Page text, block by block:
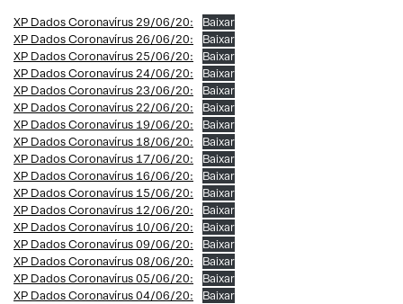
XP Dados Coronavírus 29/06/20:
Baixar
XP Dados Coronavírus 26/06/20:
Baixar
XP Dados Coronavírus 25/06/20:
Baixar
XP Dados Coronavírus 24/06/20:
Baixar
XP Dados Coronavírus 23/06/20:
Baixar
XP Dados Coronavírus 22/06/20:
Baixar
XP Dados Coronavírus 19/06/20:
Baixar
XP Dados Coronavírus 18/06/20:
Baixar
XP Dados Coronavírus 17/06/20:
Baixar
XP Dados Coronavírus 16/06/20:
Baixar
XP Dados Coronavírus 15/06/20:
Baixar
XP Dados Coronavírus 12/06/20:
Baixar
XP Dados Coronavírus 10/06/20:
Baixar
XP Dados Coronavírus 09/06/20:
Baixar
XP Dados Coronavírus 08/06/20:
Baixar
XP Dados Coronavírus 05/06/20:
Baixar
XP Dados Coronavírus 04/06/20:
Baixar